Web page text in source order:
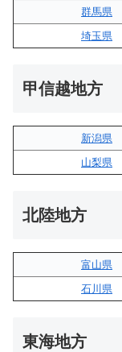
群馬県
埼玉県
甲信越地方
新潟県
山梨県
北陸地方
富山県
石川県
東海地方